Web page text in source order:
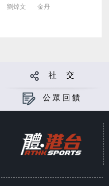
劉焯文
金丹
社 交
公眾回饋